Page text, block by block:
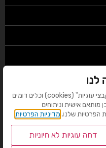
לידיעתכם, באתר זה נעשה שימוש ב"קבצי עוגיות" (cookies) וכלים דומים
מותאם אישית וניתוחים
הפרטיות שלנו. מדיניות הפרטיות
דחה עוגיות לא חיוניות